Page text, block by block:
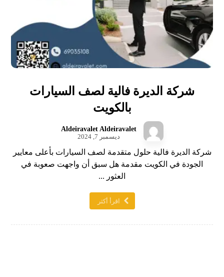
شركة الديرة فالية لصف السيارات
بالكويت
Aldeiravalet Aldeiravalet
ديسمبر 7, 2024
شركة الديرة فالية حلول متقدمة لصف السيارات بأعلى معايير
الجودة في الكويت مقدمة هل سبق أن واجهت صعوبة في
العثور ...
اقرأ أكثر